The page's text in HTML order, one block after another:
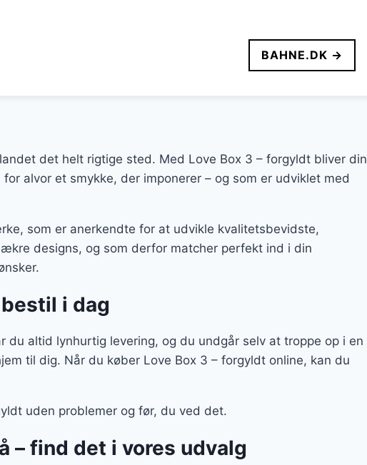
BAHNE.DK →
det helt rigtige sted. Med Love Box 3 – forgyldt bliver din
alvor et smykke, der imponerer – og som er udviklet med
som er anerkendte for at udvikle kvalitetsbevidste,
designs, og som derfor matcher perfekt ind i din
i dag
du altid lynhurtig levering, og du undgår selv at troppe op i en
til dig. Når du køber Love Box 3 – forgyldt online, kan du
uden problemer og før, du ved det.
– find det i vores udvalg